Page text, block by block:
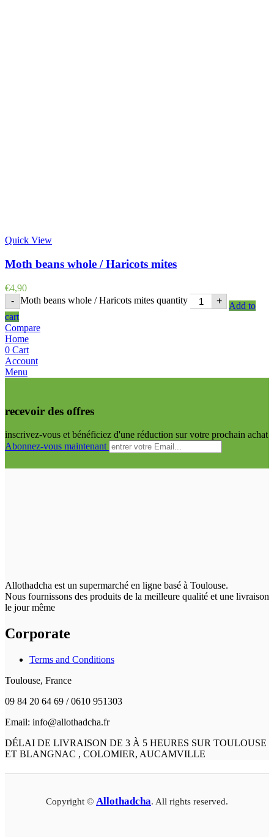
Quick View
Moth beans whole / Haricots mites
€4,90
- Moth beans whole / Haricots mites quantity +
Add to
cart
Compare
Home
0 Cart
Account
Menu
recevoir des offres
inscrivez-vous et bénéficiez d'une réduction sur votre prochain achat
Abonnez-vous maintenant
Allothadcha est un supermarché en ligne basé à Toulouse.
Nous fournissons des produits de la meilleure qualité et une livraison
le jour même
Corporate
Terms and Conditions
Toulouse, France
09 84 20 64 69 / 0610 951303
Email: info@allothadcha.fr
DÉLAI DE LIVRAISON DE 3 À 5 HEURES SUR TOULOUSE
ET BLANGNAC , COLOMIER, AUCAMVILLE
Copyright © Allothadcha. All rights reserved.